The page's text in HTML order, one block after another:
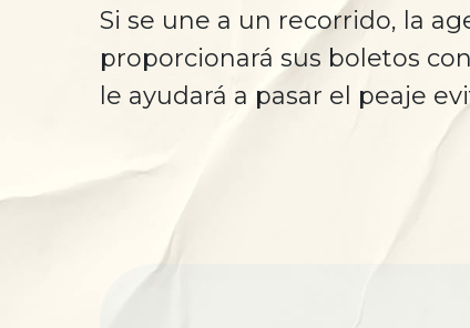
Si se une a un recorrido, la
proporcionará sus boletos
le ayudará a pasar el peaje